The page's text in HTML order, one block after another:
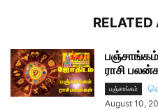
RELATED
ராசி
பஞ்சாங்கம்
August 10,